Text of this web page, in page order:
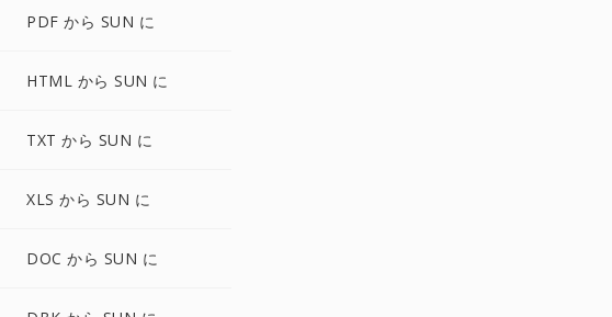
PDF から SUN に
HTML から SUN に
TXT から SUN に
XLS から SUN に
DOC から SUN に